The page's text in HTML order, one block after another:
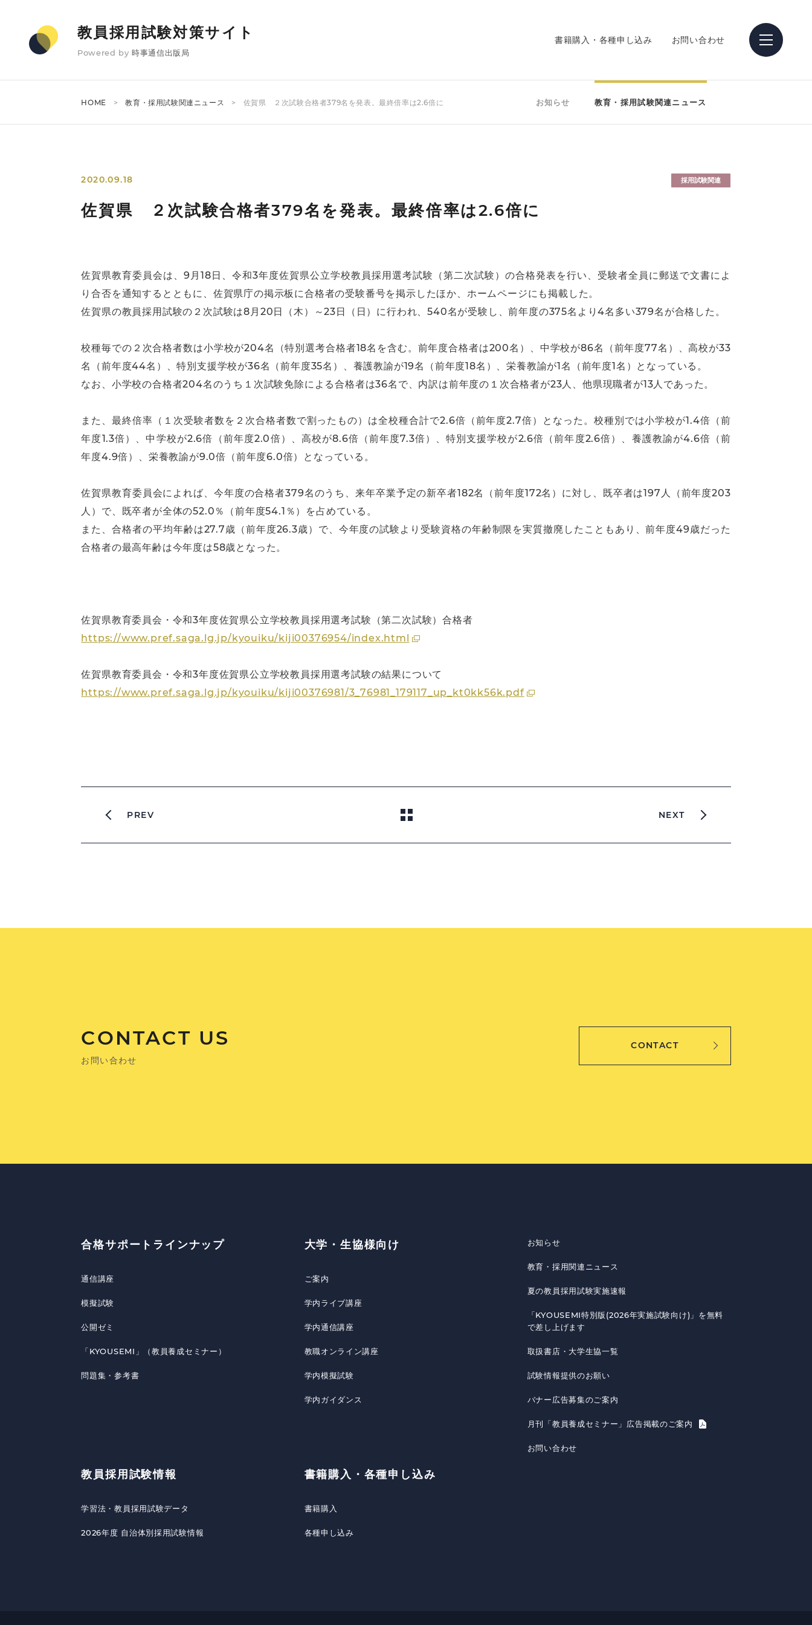
教員採用試験対策サイト
Powered by 時事通信出版局
書籍購入・各種申し込み お問い合わせ
HOME 教育・採用試験関連ニュース 佐賀県 ２次試験合格者379名を発表。最終倍率は2.6倍に お知らせ 教育・採用試験関連ニュース
2020.09.18 採用試験関連
佐賀県 ２次試験合格者379名を発表。最終倍率は2.6倍に
佐賀県教育委員会は、9月18日、令和3年度佐賀県公立学校教員採用選考試験（第二次試験）の合格発表を行い、受験者全員に郵送で文書によ
り合否を通知するとともに、佐賀県庁の掲示板に合格者の受験番号を掲示したほか、ホームページにも掲載した。
佐賀県の教員採用試験の２次試験は8月20日（木）～23日（日）に行われ、540名が受験し、前年度の375名より4名多い379名が合格した。
校種毎での２次合格者数は小学校が204名（特別選考合格者18名を含む。前年度合格者は200名）、中学校が86名（前年度77名）、高校が33
名（前年度44名）、特別支援学校が36名（前年度35名）、養護教諭が19名（前年度18名）、栄養教諭が1名（前年度1名）となっている。
なお、小学校の合格者204名のうち１次試験免除による合格者は36名で、内訳は前年度の１次合格者が23人、他県現職者が13人であった。
また、最終倍率（１次受験者数を２次合格者数で割ったもの）は全校種合計で2.6倍（前年度2.7倍）となった。校種別では小学校が1.4倍（前
年度1.3倍）、中学校が2.6倍（前年度2.0倍）、高校が8.6倍（前年度7.3倍）、特別支援学校が2.6倍（前年度2.6倍）、養護教諭が4.6倍（前
年度4.9倍）、栄養教諭が9.0倍（前年度6.0倍）となっている。
佐賀県教育委員会によれば、今年度の合格者379名のうち、来年卒業予定の新卒者182名（前年度172名）に対し、既卒者は197人（前年度203
人）で、既卒者が全体の52.0％（前年度54.1％）を占めている。
また、合格者の平均年齢は27.7歳（前年度26.3歳）で、今年度の試験より受験資格の年齢制限を実質撤廃したこともあり、前年度49歳だった
合格者の最高年齢は今年度は58歳となった。
佐賀県教育委員会・令和3年度佐賀県公立学校教員採用選考試験（第二次試験）合格者
https://www.pref.saga.lg.jp/kyouiku/kiji00376954/index.html
佐賀県教育委員会・令和3年度佐賀県公立学校教員採用選考試験の結果について
https://www.pref.saga.lg.jp/kyouiku/kiji00376981/3_76981_179117_up_kt0kk56k.pdf
PREV NEXT
CONTACT US
お問い合わせ
CONTACT
合格サポートラインナップ
通信講座
模擬試験
公開ゼミ
「KYOUSEMI」（教員養成セミナー）
問題集・参考書
教員採用試験情報
学習法・教員採用試験データ
2026年度 自治体別採用試験情報
大学・生協様向け
ご案内
学内ライブ講座
学内通信講座
教職オンライン講座
学内模擬試験
学内ガイダンス
書籍購入・各種申し込み
書籍購入
各種申し込み
お知らせ
教育・採用関連ニュース
夏の教員採用試験実施速報
「KYOUSEMI特別版(2026年実施試験向け)」を無料
で差し上げます
取扱書店・大学生協一覧
試験情報提供のお願い
バナー広告募集のご案内
月刊「教員養成セミナー」広告掲載のご案内
お問い合わせ